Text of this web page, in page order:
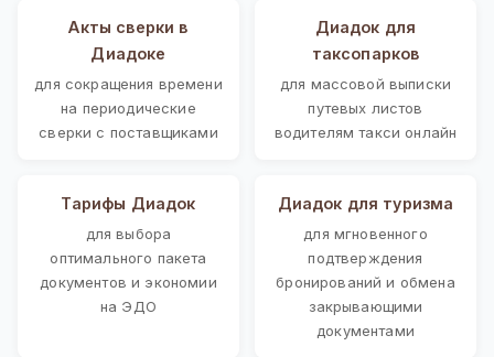
Акты сверки в
Диадоке
для сокращения времени
на периодические
сверки с поставщиками
Диадок для
таксопарков
для массовой выписки
путевых листов
водителям такси онлайн
Тарифы Диадок
для выбора
оптимального пакета
документов и экономии
на ЭДО
Диадок для туризма
для мгновенного
подтверждения
бронирований и обмена
закрывающими
документами